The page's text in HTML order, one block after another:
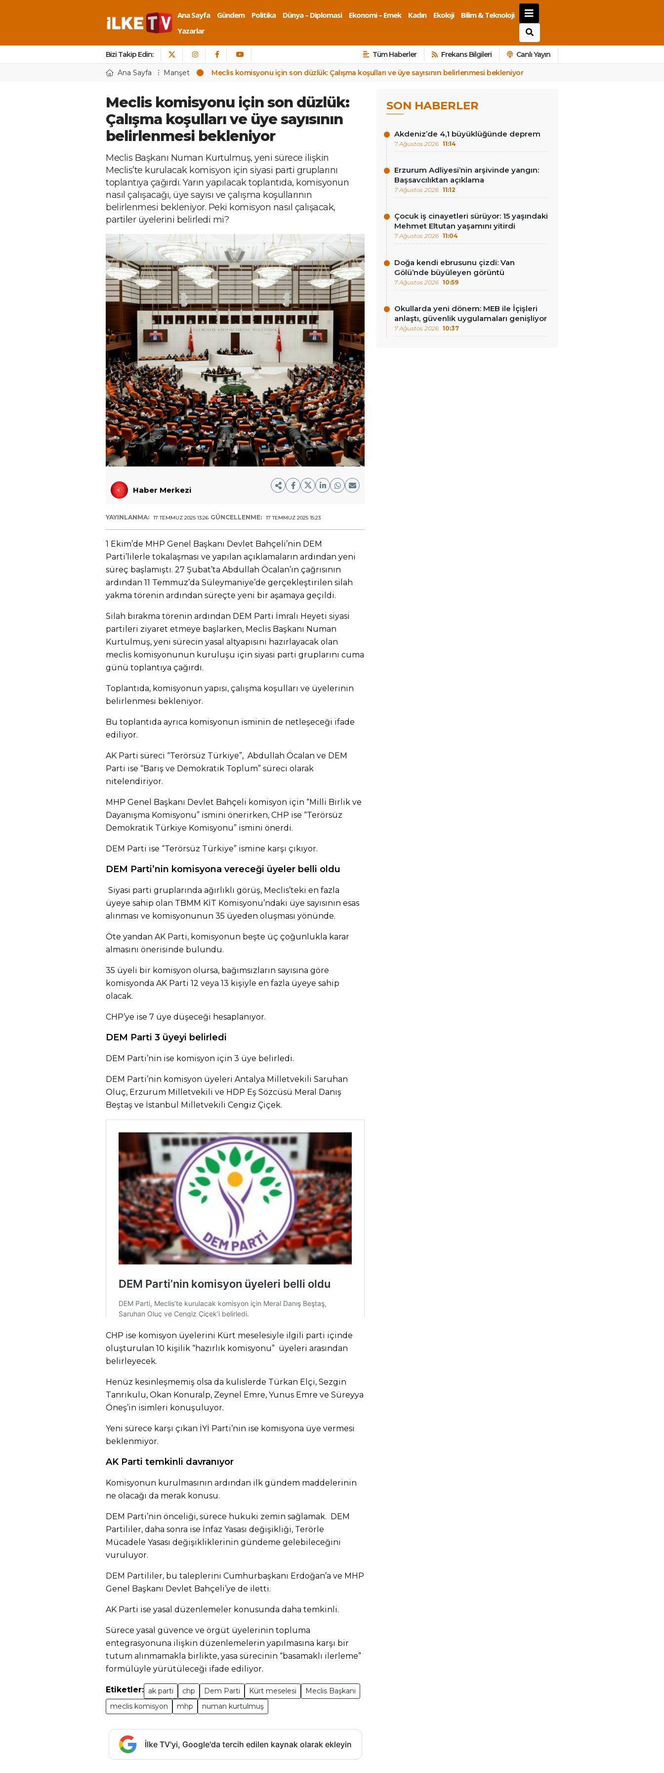
Ana Sayfa Gündem Politika Dünya – Diplomasi Ekonomi – Emek Kadın Ekoloji
Bilim & Teknoloji
Yazarlar
Bizi Takip Edin: Tüm Haberler Frekans Bilgileri Canlı Yayın
Ana Sayfa Manşet Meclis komisyonu için son düzlük: Çalışma koşulları ve üye sayısının belirlenmesi bekleniyor
Meclis komisyonu için son düzlük:
Çalışma koşulları ve üye sayısının
belirlenmesi bekleniyor
Meclis Başkanı Numan Kurtulmuş, yeni sürece ilişkin
Meclis’te kurulacak komisyon için siyasi parti gruplarını
toplantıya çağırdı. Yarın yapılacak toplantıda, komisyonun
nasıl çalışacağı, üye sayısı ve çalışma koşullarının
belirlenmesi bekleniyor. Peki komisyon nasıl çalışacak,
partiler üyelerini belirledi mi?
Haber Merkezi
YAYINLANMA: 17 TEMMUZ 2025 13:26 GÜNCELLENME: 17 TEMMUZ 2025 15:23
1 Ekim’de MHP Genel Başkanı Devlet Bahçeli’nin DEM
Parti’lilerle tokalaşması ve yapılan açıklamaların ardından yeni
süreç başlamıştı. 27 Şubat’ta Abdullah Öcalan’ın çağrısının
ardından 11 Temmuz’da Süleymaniye’de gerçekleştirilen silah
yakma törenin ardından süreçte yeni bir aşamaya geçildi.
Silah bırakma törenin ardından DEM Parti İmralı Heyeti siyasi
partileri ziyaret etmeye başlarken, Meclis Başkanı Numan
Kurtulmuş, yeni sürecin yasal altyapısını hazırlayacak olan
meclis komisyonunun kuruluşu için siyasi parti gruplarını cuma
günü toplantıya çağırdı.
Toplantıda, komisyonun yapısı, çalışma koşulları ve üyelerinin
belirlenmesi bekleniyor.
Bu toplantıda ayrıca komisyonun isminin de netleşeceği ifade
ediliyor.
AK Parti süreci “Terörsüz Türkiye”, Abdullah Öcalan ve DEM
Parti ise “Barış ve Demokratik Toplum” süreci olarak
nitelendiriyor.
MHP Genel Başkanı Devlet Bahçeli komisyon için “Milli Birlik ve
Dayanışma Komisyonu” ismini önerirken, CHP ise “Terörsüz
Demokratik Türkiye Komisyonu” ismini önerdi.
DEM Parti ise “Terörsüz Türkiye” ismine karşı çıkıyor.
DEM Parti’nin komisyona vereceği üyeler belli oldu
Siyasi parti gruplarında ağırlıklı görüş, Meclis’teki en fazla
üyeye sahip olan TBMM KİT Komisyonu’ndaki üye sayısının esas
alınması ve komisyonunun 35 üyeden oluşması yönünde.
Öte yandan AK Parti, komisyonun beşte üç çoğunlukla karar
almasını önerisinde bulundu.
35 üyeli bir komisyon olursa, bağımsızların sayısına göre
komisyonda AK Parti 12 veya 13 kişiyle en fazla üyeye sahip
olacak.
CHP’ye ise 7 üye düşeceği hesaplanıyor.
DEM Parti 3 üyeyi belirledi
DEM Parti’nin ise komisyon için 3 üye belirledi.
DEM Parti’nin komisyon üyeleri Antalya Milletvekili Saruhan
Oluç, Erzurum Milletvekili ve HDP Eş Sözcüsü Meral Danış
Beştaş ve İstanbul Milletvekili Cengiz Çiçek.
CHP ise komisyon üyelerini Kürt meselesiyle ilgili parti içinde
oluşturulan 10 kişilik “hazırlık komisyonu” üyeleri arasından
belirleyecek.
Henüz kesinleşmemiş olsa da kulislerde Türkan Elçi, Sezgin
Tanrıkulu, Okan Konuralp, Zeynel Emre, Yunus Emre ve Süreyya
Öneş’in isimleri konuşuluyor.
Yeni sürece karşı çıkan İYİ Parti’nin ise komisyona üye vermesi
beklenmiyor.
AK Parti temkinli davranıyor
Komisyonun kurulmasının ardından ilk gündem maddelerinin
ne olacağı da merak konusu.
DEM Parti’nin önceliği, sürece hukuki zemin sağlamak. DEM
Partililer, daha sonra ise İnfaz Yasası değişikliği, Terörle
Mücadele Yasası değişikliklerinin gündeme gelebileceğini
vuruluyor.
DEM Partililer, bu taleplerini Cumhurbaşkanı Erdoğan’a ve MHP
Genel Başkanı Devlet Bahçeli’ye de iletti.
AK Parti ise yasal düzenlemeler konusunda daha temkinli.
Sürece yasal güvence ve örgüt üyelerinin topluma
entegrasyonuna ilişkin düzenlemelerin yapılmasına karşı bir
tutum alınmamakla birlikte, yasa sürecinin “basamaklı ilerleme”
formülüyle yürütüleceği ifade ediliyor.
Etiketler: ak parti chp Dem Parti Kürt meselesi
Meclis Başkanı
meclis komisyon
mhp numan kurtulmuş
İlke TV'yi, Google'da tercih edilen kaynak olarak ekleyin
SON HABERLER
Akdeniz’de 4,1 büyüklüğünde deprem
7 Ağustos 2026 11:14
Erzurum Adliyesi’nin arşivinde yangın:
Başsavcılıktan açıklama
7 Ağustos 2026 11:12
Çocuk iş cinayetleri sürüyor: 15 yaşındaki
Mehmet Eltutan yaşamını yitirdi
7 Ağustos 2026 11:04
Doğa kendi ebrusunu çizdi: Van
Gölü’nde büyüleyen görüntü
7 Ağustos 2026 10:59
Okullarda yeni dönem: MEB ile İçişleri
anlaştı, güvenlik uygulamaları genişliyor
7 Ağustos 2026 10:37